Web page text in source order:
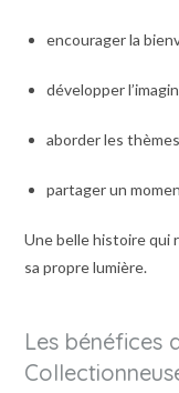
encourager la
développer
aborder les
partager un
Une belle histoire qui
sa propre lumière.
Les bénéfices